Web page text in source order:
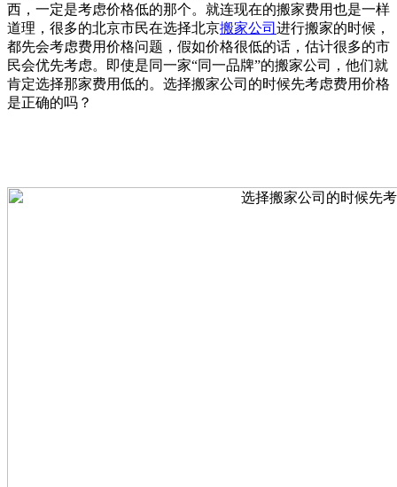
西，一定是考虑价格低的那个。就连现在的搬家费用也是一样
道理，很多的北京市民在选择北京搬家公司 进行搬家的时候，
都先会考虑费用价格问题，假如价格很低的话，估计很多的市
民会优先考虑。即使是同一家“同一品牌”的搬家公司，他们就
肯定选择那家费用低的。选择搬家公司的时候先考虑费用价格
是正确的吗？